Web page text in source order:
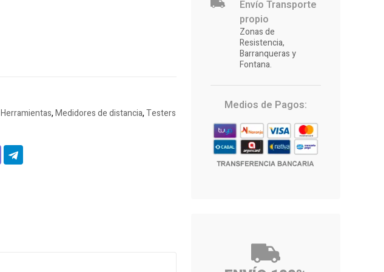
Herramientas,Medidores de distancia,Testers
Envío Transporte
propio
Zonas de
Resistencia,
Barranqueras y
Fontana.
Medios de Pagos: